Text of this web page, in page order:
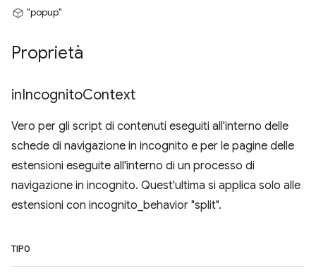
"popup"
Proprietà
inIncognitoContext
Vero per gli script di contenuti eseguiti all'interno delle
schede di navigazione in incognito e per le pagine delle
estensioni eseguite all'interno di un processo di
navigazione in incognito. Quest'ultima si applica solo alle
estensioni con incognito_behavior "split".
TIPO